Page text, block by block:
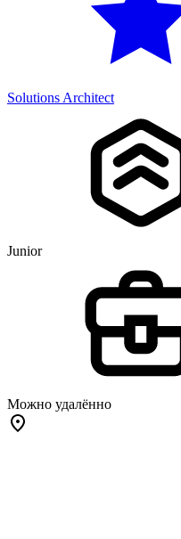
Solutions Architect
Junior
Можно удалённо